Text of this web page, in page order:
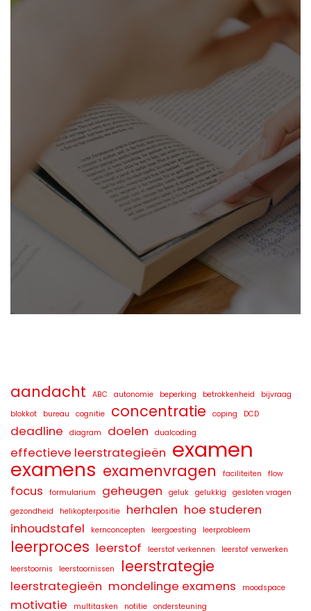
aandacht ABC autonomie beperking betrokkenheid
bijvraag
blokkot
bureau cognitie concentratie coping DCD
deadline diagram doelen dualcoding
effectieve leerstrategieën examen
examens examenvragen faciliteiten flow
focus formularium geheugen geluk gelukkig
gesloten vragen
gezondheid
helikopterpositie herhalen hoe studeren
inhoudstafel
kernconcepten leergoesting leerprobleem
leerproces leerstof leerstof verkennen
leerstof verwerken
leerstoornis
leerstoornissen leerstrategie
leerstrategieën mondelinge examens moodspace
motivatie multitasken notitie ondersteuning